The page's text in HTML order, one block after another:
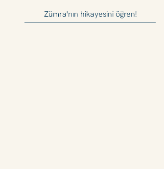
Zümra'nın hikayesini öğren!